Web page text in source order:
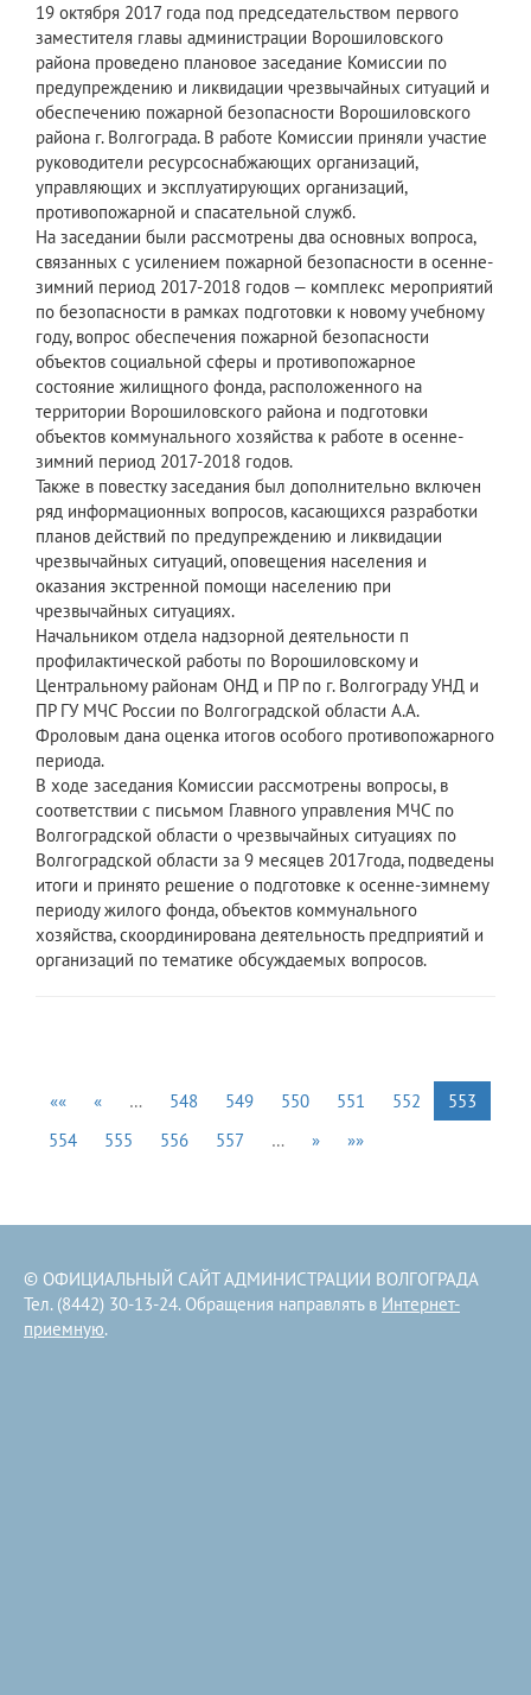
19 октября 2017 года под председательством первого
заместителя главы администрации Ворошиловского
района проведено плановое заседание Комиссии по
предупреждению и ликвидации чрезвычайных ситуаций и
обеспечению пожарной безопасности Ворошиловского
района г. Волгограда. В работе Комиссии приняли участие
руководители ресурсоснабжающих организаций,
управляющих и эксплуатирующих организаций,
противопожарной и спасательной служб.
На заседании были рассмотрены два основных вопроса,
связанных с усилением пожарной безопасности в осенне-
зимний период 2017-2018 годов — комплекс мероприятий
по безопасности в рамках подготовки к новому учебному
году, вопрос обеспечения пожарной безопасности
объектов социальной сферы и противопожарное
состояние жилищного фонда, расположенного на
территории Ворошиловского района и подготовки
объектов коммунального хозяйства к работе в осенне-
зимний период 2017-2018 годов.
Также в повестку заседания был дополнительно включен
ряд информационных вопросов, касающихся разработки
планов действий по предупреждению и ликвидации
чрезвычайных ситуаций, оповещения населения и
оказания экстренной помощи населению при
чрезвычайных ситуациях.
Начальником отдела надзорной деятельности п
профилактической работы по Ворошиловскому и
Центральному районам ОНД и ПР по г. Волгограду УНД и
ПР ГУ МЧС России по Волгоградской области А.А.
Фроловым дана оценка итогов особого противопожарного
периода.
В ходе заседания Комиссии рассмотрены вопросы, в
соответствии с письмом Главного управления МЧС по
Волгоградской области о чрезвычайных ситуациях по
Волгоградской области за 9 месяцев 2017года, подведены
итоги и принято решение о подготовке к осенне-зимнему
периоду жилого фонда, объектов коммунального
хозяйства, скоординирована деятельность предприятий и
организаций по тематике обсуждаемых вопросов.
«« « … 548 549 550 551 552
553
554
555 556 557 … » »»
© ОФИЦИАЛЬНЫЙ САЙТ АДМИНИСТРАЦИИ ВОЛГОГРАДА
Тел. (8442) 30-13-24. Обращения направлять в Интернет-
приемную.